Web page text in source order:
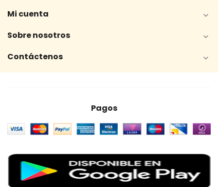
Mi cuenta 
Sobre nosotros 
Contáctenos 
Pagos